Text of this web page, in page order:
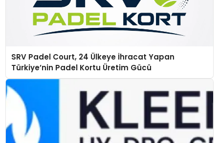
SRV Padel Court, 24 Ülkeye İhracat Yapan
Türkiye’nin Padel Kortu Üretim Gücü